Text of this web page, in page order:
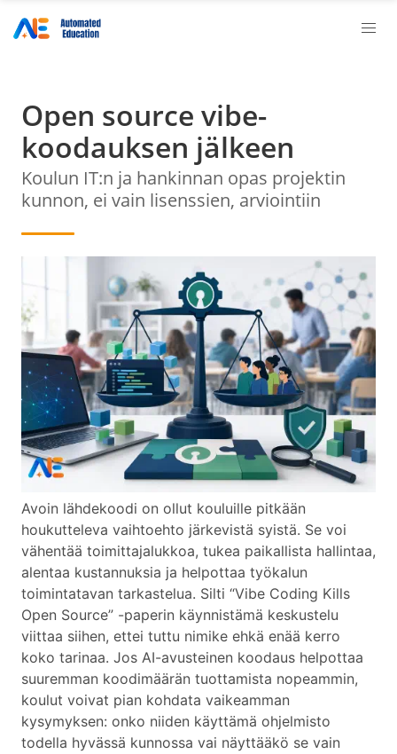
Open source vibe-
koodauksen jälkeen
Koulun IT:n ja hankinnan opas projektin
kunnon, ei vain lisenssien, arviointiin
Avoin lähdekoodi on ollut kouluille pitkään
houkutteleva vaihtoehto järkevistä syistä. Se voi
vähentää toimittajalukkoa, tukea paikallista hallintaa,
alentaa kustannuksia ja helpottaa työkalun
toimintatavan tarkastelua. Silti “Vibe Coding Kills
Open Source” -paperin käynnistämä keskustelu
viittaa siihen, ettei tuttu nimike ehkä enää kerro
koko tarinaa. Jos AI-avusteinen koodaus helpottaa
suuremman koodimäärän tuottamista nopeammin,
koulut voivat pian kohdata vaikeamman
kysymyksen: onko niiden käyttämä ohjelmisto
todella hyvässä kunnossa vai näyttääkö se vain